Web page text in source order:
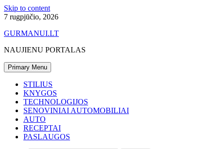
Skip to content
7 rugpjūčio, 2026
GURMANUI.LT
NAUJIENU PORTALAS
Primary Menu
STILIUS
KNYGOS
TECHNOLOGIJOS
SENOVINIAI AUTOMOBILIAI
AUTO
RECEPTAI
PASLAUGOS